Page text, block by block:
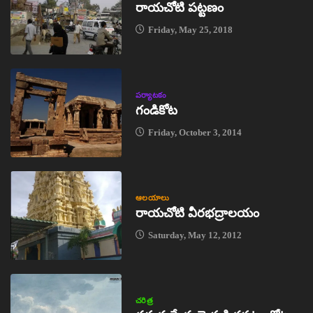
రాయచోటి పట్టణం
Friday, May 25, 2018
పర్యాటకం
గండికోట
Friday, October 3, 2014
ఆలయాలు
రాయచోటి వీరభద్రాలయం
Saturday, May 12, 2012
చరిత్ర